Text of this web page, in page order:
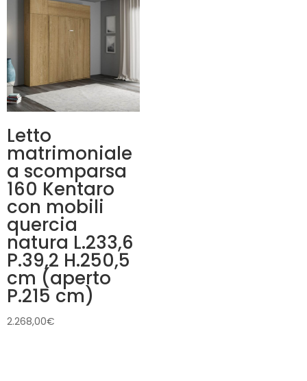
Letto
matrimoniale
a scomparsa
160 Kentaro
con mobili
quercia
natura L.233,6
P.39,2 H.250,5
cm (aperto
P.215 cm)
2.268,00€